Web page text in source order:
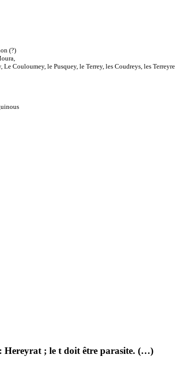
(?)
Couloumey, le Pusquey, le Terrey, les Coudreys, les
Hereyrat ; le t doit être parasite. (…)